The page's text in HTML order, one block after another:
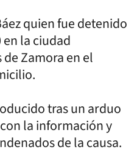
quien fue detenido
la ciudad
Zamora en el
tras un arduo
la información y
de la causa.